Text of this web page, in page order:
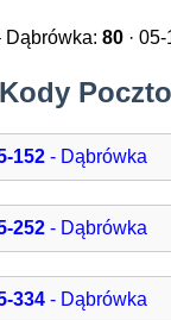
Dąbrówka: 80· 05-
152- Dąbrówka
252- Dąbrówka
334- Dąbrówka